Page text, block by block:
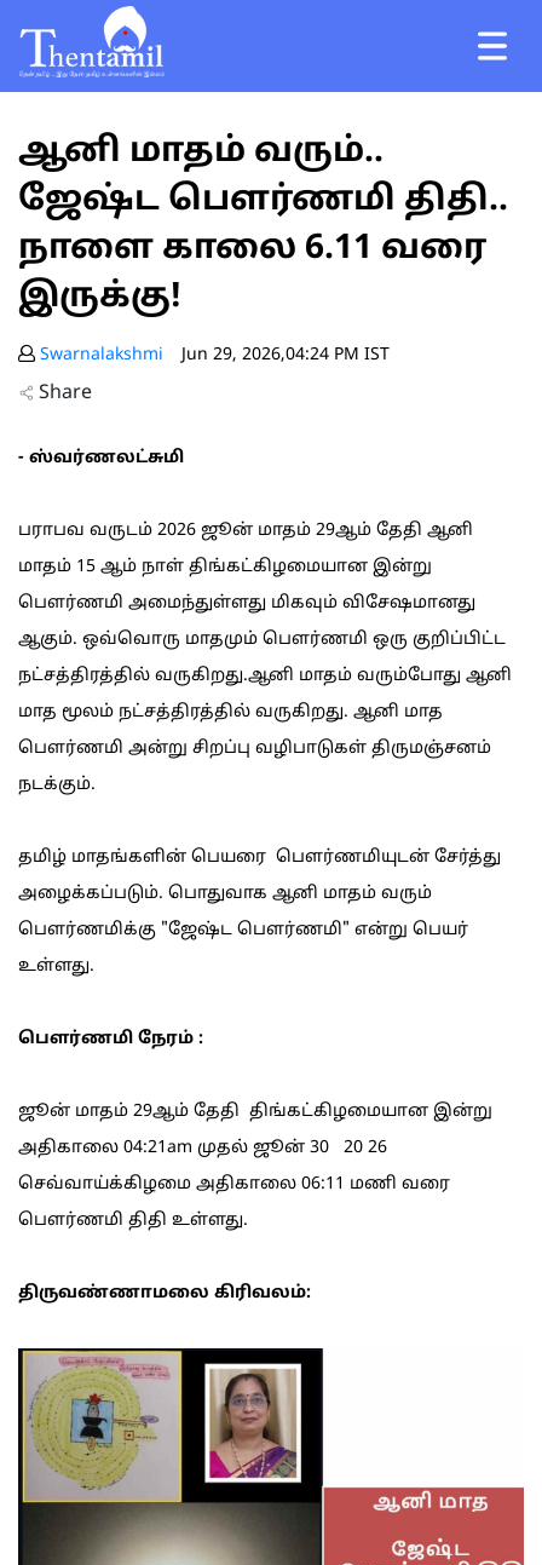
ஆனி மாதம் வரும்..
ஜேஷ்ட பெளர்ணமி திதி..
நாளை காலை 6.11 வரை
இருக்கு!
Swarnalakshmi Jun 29, 2026,04:24 PM IST
Share
- ஸ்வர்ணலட்சுமி
பராபவ வருடம் 2026 ஜூன் மாதம் 29ஆம் தேதி ஆனி
மாதம் 15 ஆம் நாள் திங்கட்கிழமையான இன்று
பௌர்ணமி அமைந்துள்ளது மிகவும் விசேஷமானது
ஆகும். ஒவ்வொரு மாதமும் பௌர்ணமி ஒரு குறிப்பிட்ட
நட்சத்திரத்தில் வருகிறது.ஆனி மாதம் வரும்போது ஆனி
மாத மூலம் நட்சத்திரத்தில் வருகிறது. ஆனி மாத
பௌர்ணமி அன்று சிறப்பு வழிபாடுகள் திருமஞ்சனம்
நடக்கும்.
தமிழ் மாதங்களின் பெயரை பௌர்ணமியுடன் சேர்த்து
அழைக்கப்படும். பொதுவாக ஆனி மாதம் வரும்
பௌர்ணமிக்கு "ஜேஷ்ட பௌர்ணமி" என்று பெயர்
உள்ளது.
பௌர்ணமி நேரம் :
ஜூன் மாதம் 29ஆம் தேதி திங்கட்கிழமையான இன்று
அதிகாலை 04:21am முதல் ஜூன் 30 20 26
செவ்வாய்க்கிழமை அதிகாலை 06:11 மணி வரை
பௌர்ணமி திதி உள்ளது.
திருவண்ணாமலை கிரிவலம்: